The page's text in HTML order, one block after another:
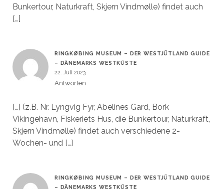
Bunkertour, Naturkraft, Skjern Vindmølle) findet auch
[…]
RINGKØBING MUSEUM – DER WESTJÜTLAND GUIDE
– DÄNEMARKS WESTKÜSTE
22. Juli 2023
Antworten
[…] (z.B. Nr. Lyngvig Fyr, Abelines Gard, Bork
Vikingehavn, Fiskeriets Hus, die Bunkertour, Naturkraft,
Skjern Vindmølle) findet auch verschiedene 2-
Wochen- und […]
RINGKØBING MUSEUM – DER WESTJÜTLAND GUIDE
– DÄNEMARKS WESTKÜSTE